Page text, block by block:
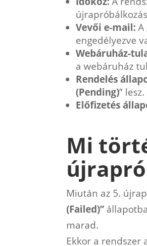
Vevői e-mail:A
engedélyezve
Webáruház-
a webáruház
Rendelés
(Pending)” lesz.
Előfizetés
Mi
Miután az 5.
(Failed)”
marad.
Ekkor a rendszer